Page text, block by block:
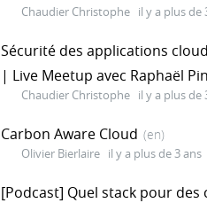
Chaudier Christophe il y a plus de
Sécurité des applications
| Live Meetup avec Raphaël
Chaudier Christophe il y a plus de
Carbon Aware Cloud (en)
Olivier Bierlaire il y a plus de 3 ans
[Podcast] Quel stack pour